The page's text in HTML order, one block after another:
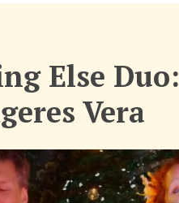
Else Duo:
Vera